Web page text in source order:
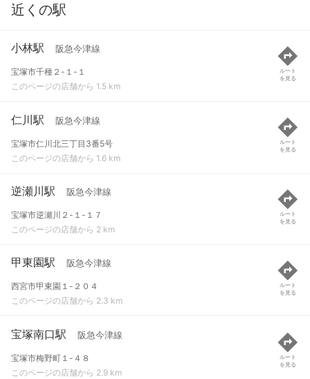
近くの駅
小林駅 阪急今津線
宝塚市千種２-１-１
このページの店舗から 1.5 km
ルート
を見る
仁川駅 阪急今津線
宝塚市仁川北三丁目3番5号
このページの店舗から 1.6 km
ルート
を見る
逆瀬川駅 阪急今津線
宝塚市逆瀬川２-１-１７
このページの店舗から 2 km
ルート
を見る
甲東園駅 阪急今津線
西宮市甲東園１-２０４
このページの店舗から 2.3 km
ルート
を見る
宝塚南口駅 阪急今津線
宝塚市梅野町１-４８
このページの店舗から 2.9 km
ルート
を見る